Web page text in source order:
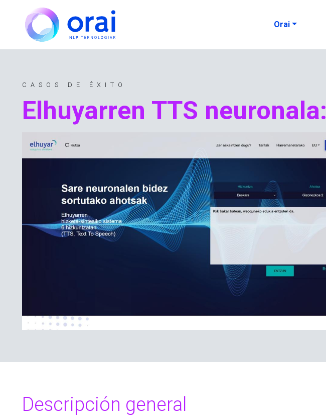
Pasar al contenido principal
Orai
CASOS DE ÉXITO
Elhuyarren TTS neuronala:
Descripción general